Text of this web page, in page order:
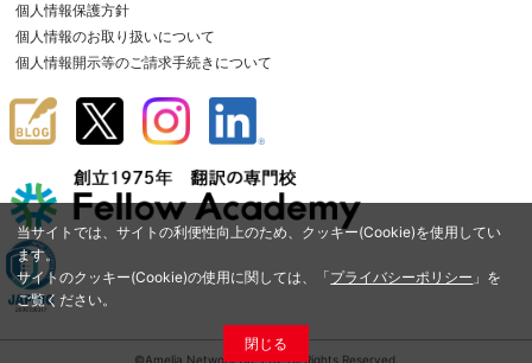
当サイトでは、サイトの利便性向上のため、クッキー(Cookie)を使用してい
ます。
サイトのクッキー(Cookie)の使用に関しては、「プライバシーポリシー 」を
ご覧ください。
閉じる
個人情報保護方針
個人情報のお取り扱いについて
個人情報開示等のご請求手続きについて
©Amelia Network Co.,Ltd. All Rights Reserved.